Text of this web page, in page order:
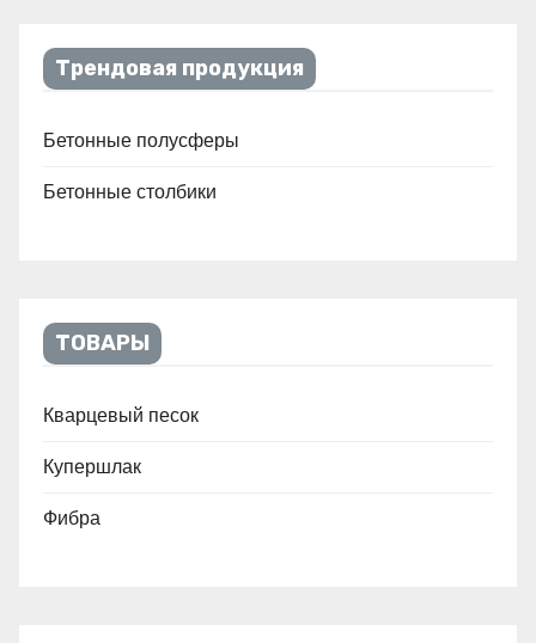
Трендовая продукция
Бетонные полусферы
Бетонные столбики
ТОВАРЫ
Кварцевый песок
Купершлак
Фибра